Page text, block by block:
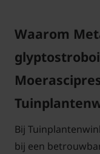
Bomen van
planten. Dit kan
leveren.
zomer is dus
Waarom
Bij
bij een